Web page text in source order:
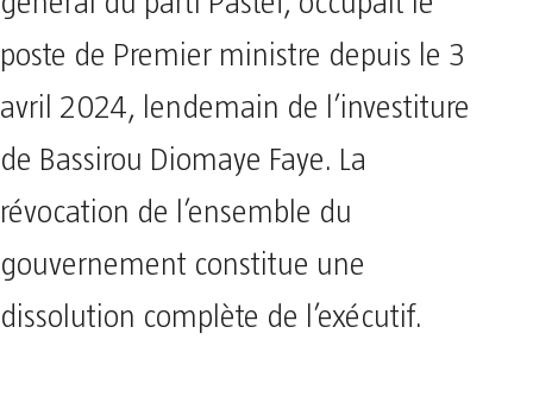
poste de Premier ministre depuis le 3
avril 2024, lendemain de l’investiture
de Bassirou Diomaye Faye. La
révocation de l’ensemble du
gouvernement constitue une
dissolution complète de l’exécutif.